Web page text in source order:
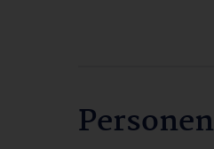
Personen